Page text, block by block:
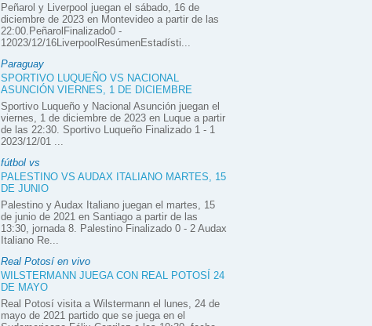
Peñarol y Liverpool juegan el sábado, 16 de
diciembre de 2023 en Montevideo a partir de las
22:00.PeñarolFinalizado0 -
12023/12/16LiverpoolResúmenEstadísti...
Paraguay
SPORTIVO LUQUEÑO VS NACIONAL
ASUNCIÓN VIERNES, 1 DE DICIEMBRE
Sportivo Luqueño y Nacional Asunción juegan el
viernes, 1 de diciembre de 2023 en Luque a partir
de las 22:30. Sportivo Luqueño Finalizado 1 - 1
2023/12/01 ...
fútbol vs
PALESTINO VS AUDAX ITALIANO MARTES, 15
DE JUNIO
Palestino y Audax Italiano juegan el martes, 15
de junio de 2021 en Santiago a partir de las
13:30, jornada 8. Palestino Finalizado 0 - 2 Audax
Italiano Re...
Real Potosí en vivo
WILSTERMANN JUEGA CON REAL POTOSÍ 24
DE MAYO
Real Potosí visita a Wilstermann el lunes, 24 de
mayo de 2021 partido que se juega en el